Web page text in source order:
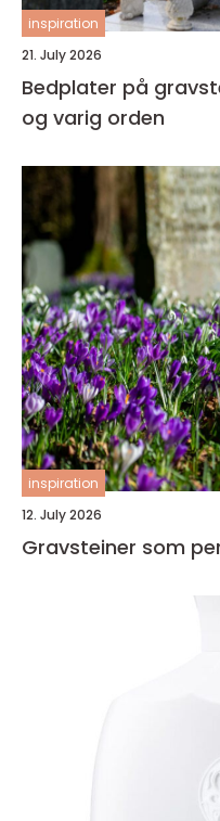
inspiration
21. July 2026
Bedplater på
og varig orden
inspiration
12. July 2026
Gravsteiner som